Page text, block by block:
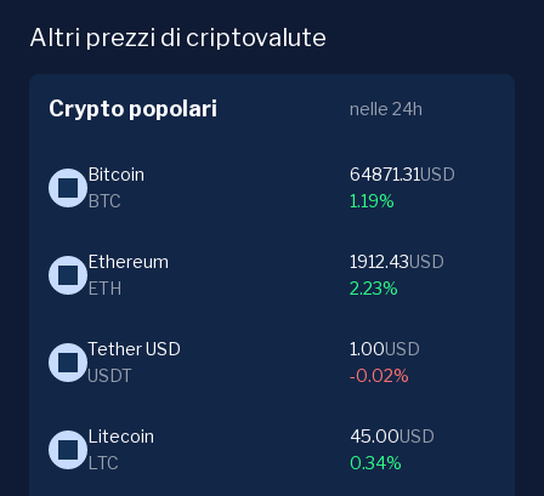
Altri prezzi di criptovalute
Crypto popolari nelle 24h
Bitcoin
BTC
64871.31USD
1.19%
Ethereum
ETH
1912.43USD
2.23%
Tether USD
USDT
1.00USD
-0.02%
Litecoin
LTC
45.00USD
0.34%